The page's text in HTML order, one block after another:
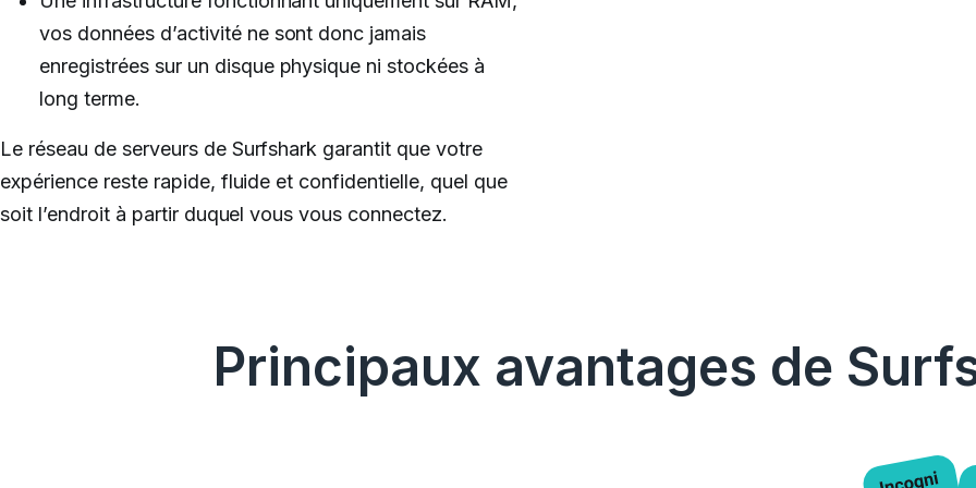
vos données d’activité ne sont donc jamais
enregistrées sur un disque physique ni stockées à
long terme.
Le réseau de serveurs de Surfshark garantit que votre
expérience reste rapide, fluide et confidentielle, quel que
soit l’endroit à partir duquel vous vous connectez.
Principaux avantages de